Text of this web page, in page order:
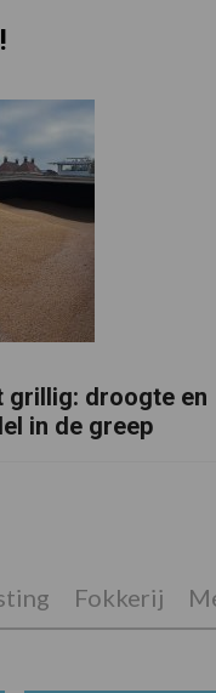
droogte en
in de greep
Fokkerij